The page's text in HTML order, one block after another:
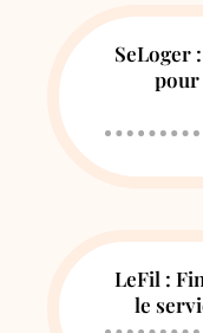
SeLoger
LeFil :
le